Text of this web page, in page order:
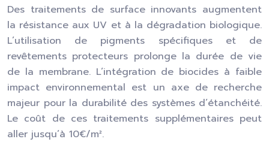
Des traitements de surface innovants augmentent
la résistance aux UV et à la dégradation biologique.
L’utilisation de pigments spécifiques et de
revêtements protecteurs prolonge la durée de vie
de la membrane. L’intégration de biocides à faible
impact environnemental est un axe de recherche
majeur pour la durabilité des systèmes d’étanchéité.
Le coût de ces traitements supplémentaires peut
aller jusqu’à 10€/m².